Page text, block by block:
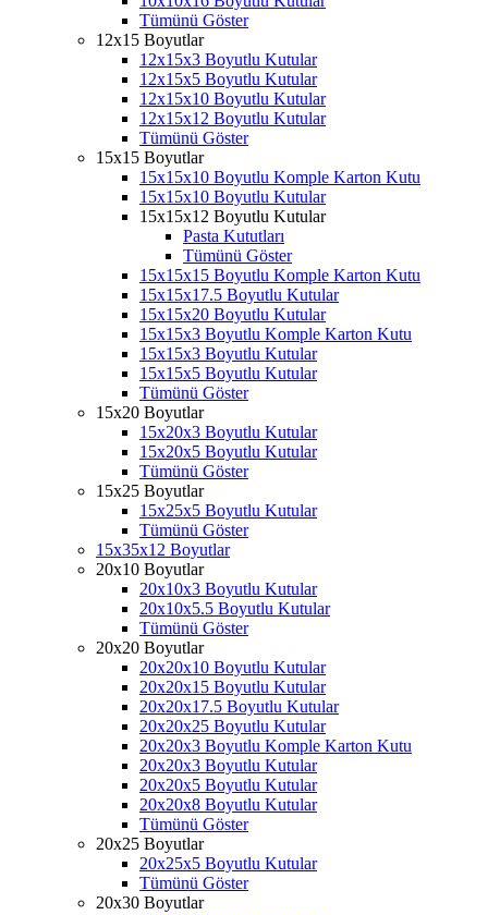
Tümünü Göster
12x15 Boyutlar
12x15x3 Boyutlu Kutular
12x15x5 Boyutlu Kutular
12x15x10 Boyutlu Kutular
12x15x12 Boyutlu Kutular
Tümünü Göster
15x15 Boyutlar
15x15x10 Boyutlu Komple Karton Kutu
15x15x10 Boyutlu Kutular
15x15x12 Boyutlu Kutular
Pasta Kututları
Tümünü Göster
15x15x15 Boyutlu Komple Karton Kutu
15x15x17.5 Boyutlu Kutular
15x15x20 Boyutlu Kutular
15x15x3 Boyutlu Komple Karton Kutu
15x15x3 Boyutlu Kutular
15x15x5 Boyutlu Kutular
Tümünü Göster
15x20 Boyutlar
15x20x3 Boyutlu Kutular
15x20x5 Boyutlu Kutular
Tümünü Göster
15x25 Boyutlar
15x25x5 Boyutlu Kutular
Tümünü Göster
15x35x12 Boyutlar
20x10 Boyutlar
20x10x3 Boyutlu Kutular
20x10x5.5 Boyutlu Kutular
Tümünü Göster
20x20 Boyutlar
20x20x10 Boyutlu Kutular
20x20x15 Boyutlu Kutular
20x20x17.5 Boyutlu Kutular
20x20x25 Boyutlu Kutular
20x20x3 Boyutlu Komple Karton Kutu
20x20x3 Boyutlu Kutular
20x20x5 Boyutlu Kutular
20x20x8 Boyutlu Kutular
Tümünü Göster
20x25 Boyutlar
20x25x5 Boyutlu Kutular
Tümünü Göster
20x30 Boyutlar